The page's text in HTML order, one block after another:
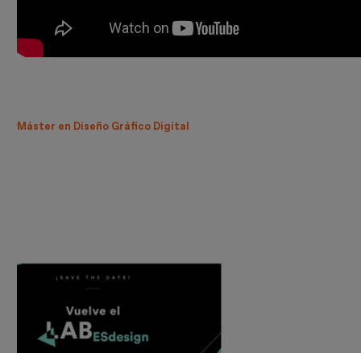
Máster en Diseño Gráfico Digital